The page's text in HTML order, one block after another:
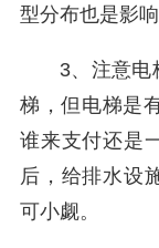
型分布也是影
3、注意电
梯，但电梯是
谁来支付还是
后，给排水设
可小觑。